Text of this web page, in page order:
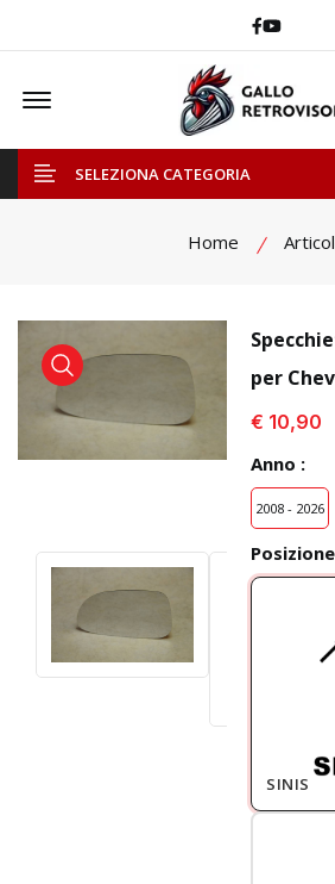
Facebook
Youtube
Offcanvas Menu Open
SELEZIONA CATEGORIA
Home
visualizza prodotto
per
€ 10,90
Anno :
2008 - 2026
SINISTRO